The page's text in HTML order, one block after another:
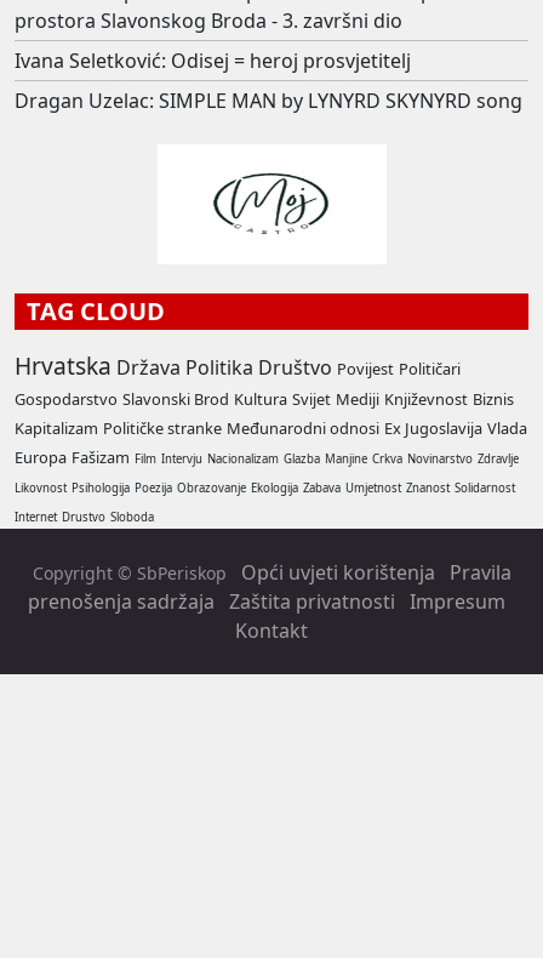
prostora Slavonskog Broda - 3. završni dio
Ivana Seletković: Odisej = heroj prosvjetitelj
Dragan Uzelac: SIMPLE MAN by LYNYRD SKYNYRD song
TAG CLOUD
Hrvatska Država Politika Društvo Povijest Političari
Gospodarstvo Slavonski Brod Kultura Svijet Mediji Književnost Biznis
Kapitalizam Političke stranke Međunarodni odnosi Ex Jugoslavija Vlada
Europa Fašizam Film Intervju Nacionalizam Glazba Manjine Crkva Novinarstvo Zdravlje
Likovnost Psihologija Poezija Obrazovanje Ekologija Zabava Umjetnost Znanost Solidarnost
Internet Drustvo Sloboda
Copyright © SbPeriskop Opći uvjeti korištenja
Pravila
prenošenja sadržaja Zaštita privatnosti Impresum
Kontakt